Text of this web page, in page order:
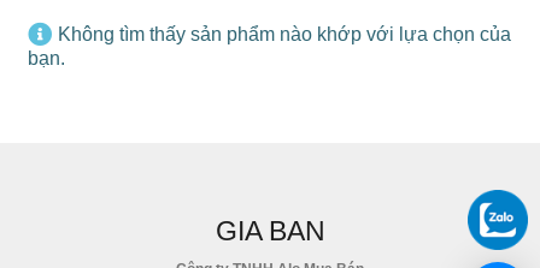
Không tìm thấy sản phẩm nào khớp với lựa chọn của
bạn.
GIA BAN